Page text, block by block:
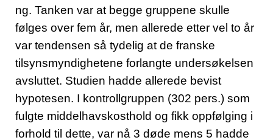
ng. Tanken var at begge gruppene skulle
følges over fem år, men allerede etter vel to år
var tendensen så tydelig at de franske
tilsynsmyndighetene forlangte undersøkelsen
avsluttet. Studien hadde allerede bevist
hypotesen. I kontrollgruppen (302 pers.) som
fulgte middelhavskosthold og fikk oppfølging i
forhold til dette, var nå 3 døde mens 5 hadde